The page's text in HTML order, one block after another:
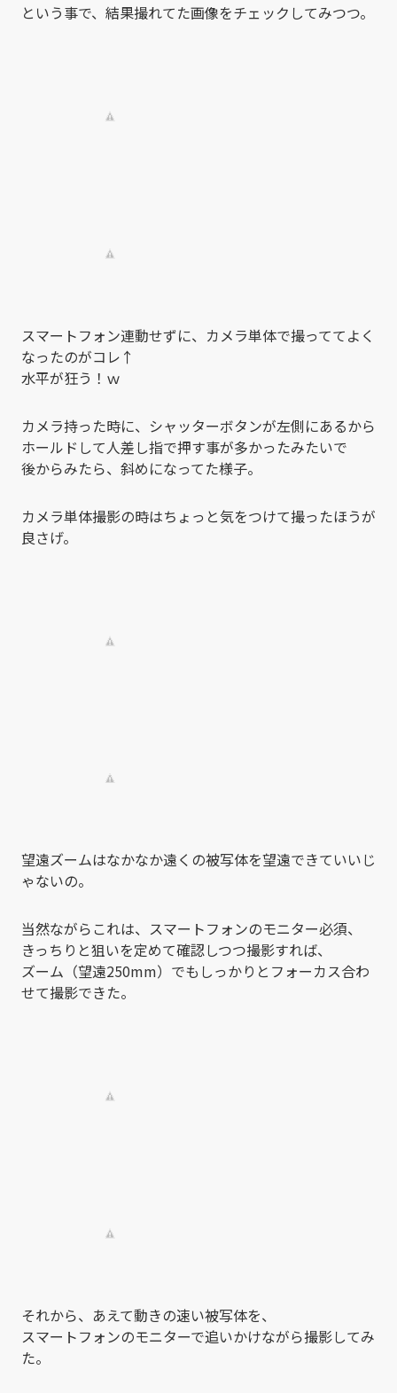
という事で、結果撮れてた画像をチェックしてみつつ。
スマートフォン連動せずに、カメラ単体で撮っててよく
なったのがコレ↑
水平が狂う！ｗ
カメラ持った時に、シャッターボタンが左側にあるから
ホールドして人差し指で押す事が多かったみたいで
後からみたら、斜めになってた様子。
カメラ単体撮影の時はちょっと気をつけて撮ったほうが
良さげ。
望遠ズームはなかなか遠くの被写体を望遠できていいじ
ゃないの。
当然ながらこれは、スマートフォンのモニター必須、
きっちりと狙いを定めて確認しつつ撮影すれば、
ズーム（望遠250mm）でもしっかりとフォーカス合わ
せて撮影できた。
それから、あえて動きの速い被写体を、
スマートフォンのモニターで追いかけながら撮影してみ
た。